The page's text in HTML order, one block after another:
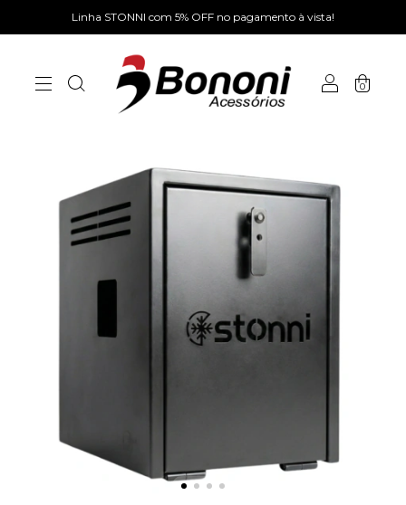
Linha STONNI com 5% OFF no pagamento à vista!
0